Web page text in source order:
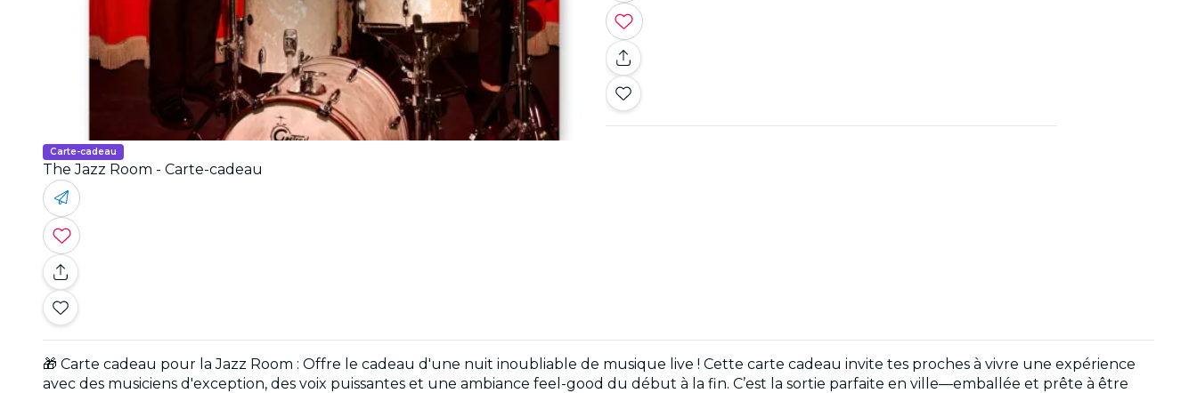
Carte-cadeau
The Jazz Room - Carte-cadeau
🎁 Carte cadeau pour la Jazz Room : Offre le cadeau d'une nuit inoubliable de musique live ! Cette carte cadeau invite tes proches à vivre une expérience
avec des musiciens d'exception, des voix puissantes et une ambiance feel-good du début à la fin. C’est la sortie parfaite en ville—emballée et prête à être